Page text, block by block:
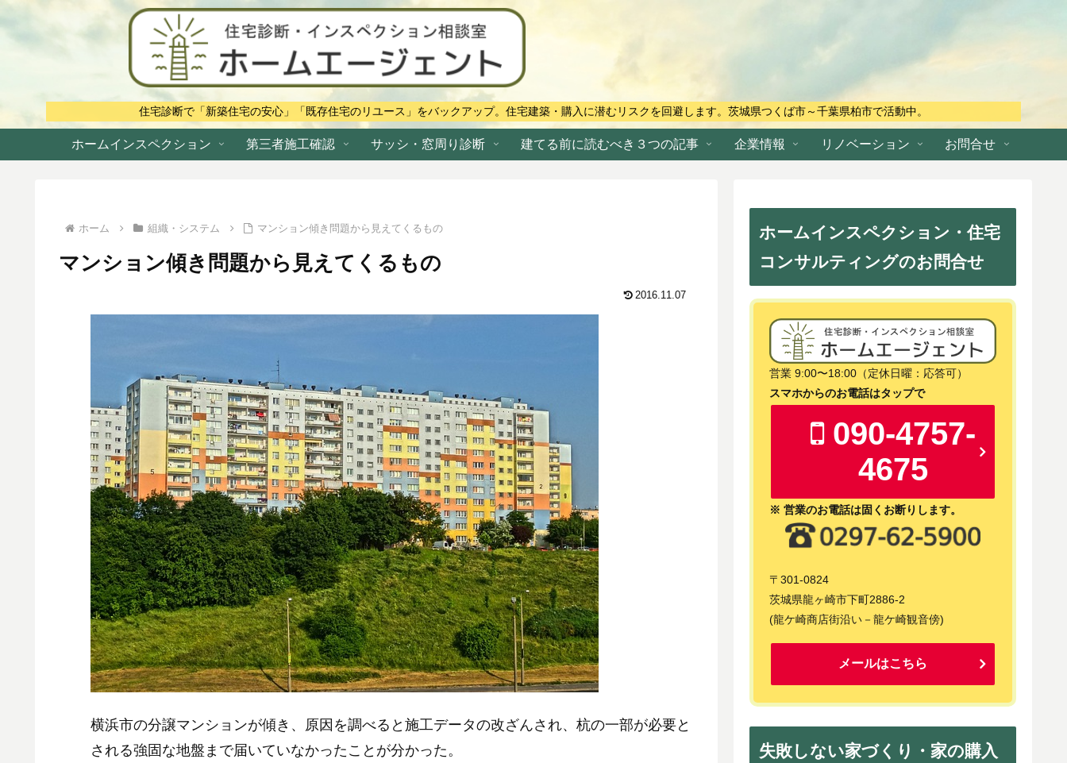
住宅診断で「新築住宅の安心」「既存住宅のリユース」をバックアップ。住宅建築・購入に潜むリスクを回避します。茨城県つくば市～千葉県柏市で活動中。
ホームインスペクション 第三者施工確認 サッシ・窓周り診断 建てる前に読むべき３つの記事 企業情報 リノベーション お問合せ
ホーム 組織・システム マンション傾き問題から見えてくるもの
マンション傾き問題から見えてくるもの
2016.11.07
横浜市の分譲マンションが傾き、原因を調べると施工データの改ざんされ、杭の一部が必要と
される強固な地盤まで届いていなかったことが分かった。
ホームインスペクション・住宅
コンサルティングのお問合せ
営業 9:00〜18:00（定休日曜：応答可）
スマホからのお電話はタップで
090-4757-
4675
※ 営業のお電話は固くお断りします。
〒301-0824
茨城県龍ヶ崎市下町2886-2
(龍ケ崎商店街沿い－龍ケ崎観音傍)
メールはこちら
失敗しない家づくり・家の購入